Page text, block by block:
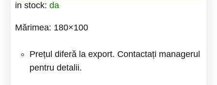
in stock: da
Mărimea: 180×100
Prețul diferă la export. Contactați managerul
pentru detalii.